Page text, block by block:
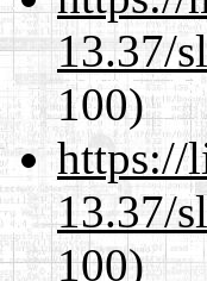
13.37/
100)
https://
13.37/
100)